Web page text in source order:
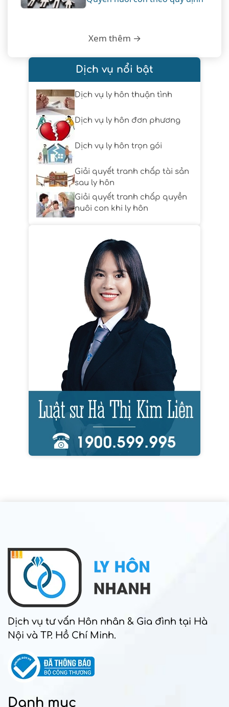
Xem thêm →
Dịch vụ nổi bật
Dịch vụ ly hôn thuận tình
Dịch vụ ly hôn đơn phương
Dịch vụ ly hôn trọn gói
Giải quyết tranh chấp tài sản
sau ly hôn
Giải quyết tranh chấp quyền
nuôi con khi ly hôn
Dịch vụ tư vấn Hôn nhân & Gia đình tại Hà
Nội và TP. Hồ Chí Minh.
Danh mục